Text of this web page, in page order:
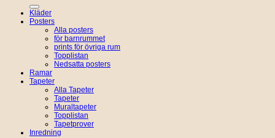
Kläder
Posters
Alla posters
för barnrummet
prints för övriga rum
Topplistan
Nedsatta posters
Ramar
Tapeter
Alla Tapeter
Tapeter
Muraltapeter
Topplistan
Tapetprover
Inredning